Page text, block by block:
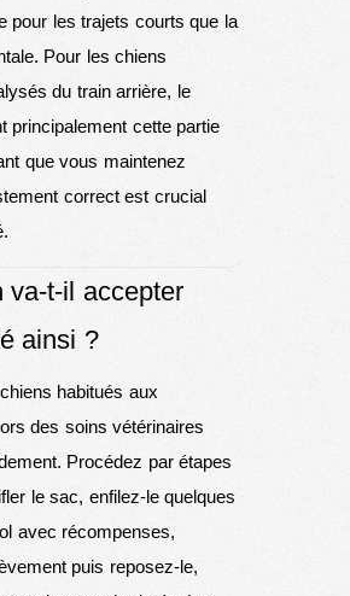
pour les trajets courts que la
Pour les chiens
du train arrière, le
principalement cette partie
que vous maintenez
correct est crucial
va-t-il accepter
ainsi ?
habitués aux
des soins vétérinaires
Procédez par étapes
le sac, enfilez-le quelques
avec récompenses,
puis reposez-le,